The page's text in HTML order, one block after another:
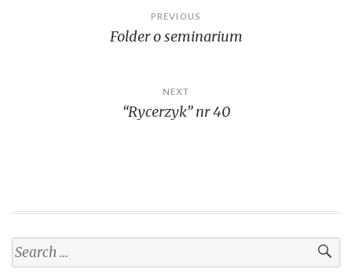
navigation
PREVIOUS
Folder o seminarium
NEXT
“Rycerzyk” nr 40
Search
for: